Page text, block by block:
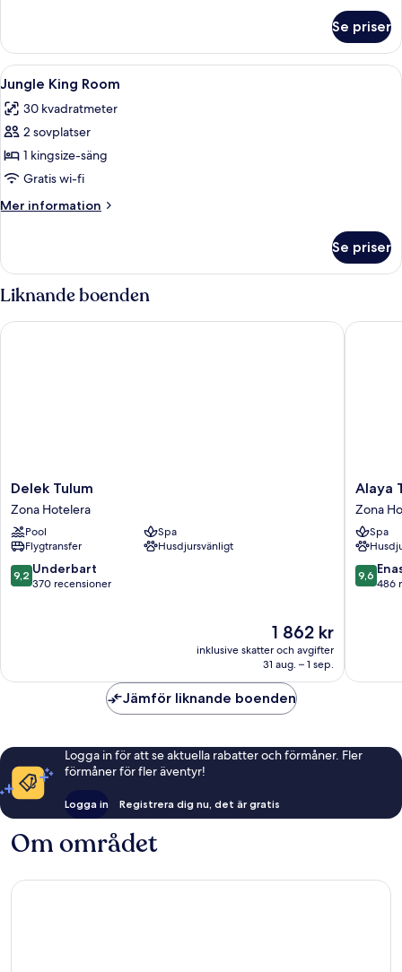
Double
Room
Se priser
Öppna
alla
foton
för
Jungle
King
Room
Ett sovrum med en säng, sängbord,
5
Jungle King Room
30 kvadratmeter
2 sovplatser
1 kingsize-säng
Gratis wi-fi
Mer information
Mer
King
Room
Se priser
Liknande boenden
Delek
Tulum
Zona
Hotelera
Delek Tulum
Zona Hotelera
Pool
Spa
Flygtransfer
Husdjursvänligt
9.2
av
9,2 Underbart
370 recensioner
Priset
är
1 862 kr
1 862 kr
inklusive skatter och avgifter
31 aug. – 1 sep.
Delek Tulum
Alaya
Tulum
Zona
Hotelera
Alaya
Zona
Spa
9.6
av
9,6
486
Alaya
Jämför liknande boenden
Logga in för att se aktuella rabatter och förmåner. Fler
förmåner för fler äventyr!
Logga in Registrera dig nu, det är gratis
Om området